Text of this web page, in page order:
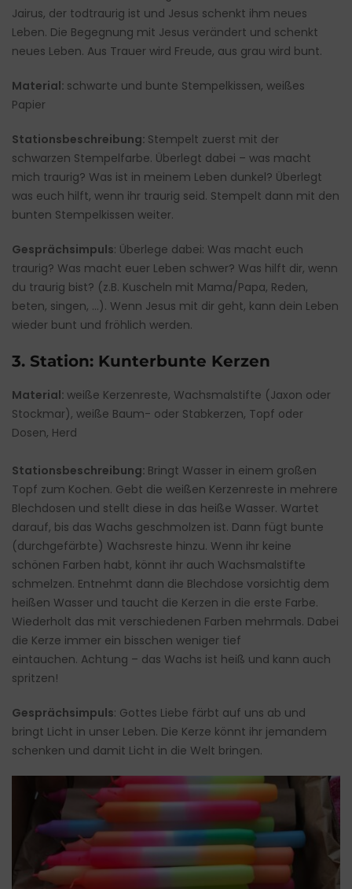
Jairus, der todtraurig ist und Jesus schenkt ihm neues
Leben. Die Begegnung mit Jesus verändert und schenkt
neues Leben. Aus Trauer wird Freude, aus grau wird bunt.
Material: schwarte und bunte Stempelkissen, weißes
Papier
Stationsbeschreibung: Stempelt zuerst mit der
schwarzen Stempelfarbe. Überlegt dabei – was macht
mich traurig? Was ist in meinem Leben dunkel? Überlegt
was euch hilft, wenn ihr traurig seid. Stempelt dann mit den
bunten Stempelkissen weiter.
Gesprächsimpuls: Überlege dabei: Was macht euch
traurig? Was macht euer Leben schwer? Was hilft dir, wenn
du traurig bist? (z.B. Kuscheln mit Mama/Papa, Reden,
beten, singen, …). Wenn Jesus mit dir geht, kann dein Leben
wieder bunt und fröhlich werden.
3. Station: Kunterbunte Kerzen
Material: weiße Kerzenreste, Wachsmalstifte (Jaxon oder
Stockmar), weiße Baum- oder Stabkerzen, Topf oder
Dosen, Herd
Stationsbeschreibung: Bringt Wasser in einem großen
Topf zum Kochen. Gebt die weißen Kerzenreste in mehrere
Blechdosen und stellt diese in das heiße Wasser. Wartet
darauf, bis das Wachs geschmolzen ist. Dann fügt bunte
(durchgefärbte) Wachsreste hinzu. Wenn ihr keine
schönen Farben habt, könnt ihr auch Wachsmalstifte
schmelzen. Entnehmt dann die Blechdose vorsichtig dem
heißen Wasser und taucht die Kerzen in die erste Farbe.
Wiederholt das mit verschiedenen Farben mehrmals. Dabei
die Kerze immer ein bisschen weniger tief
eintauchen. Achtung – das Wachs ist heiß und kann auch
spritzen!
Gesprächsimpuls: Gottes Liebe färbt auf uns ab und
bringt Licht in unser Leben. Die Kerze könnt ihr jemandem
schenken und damit Licht in die Welt bringen.